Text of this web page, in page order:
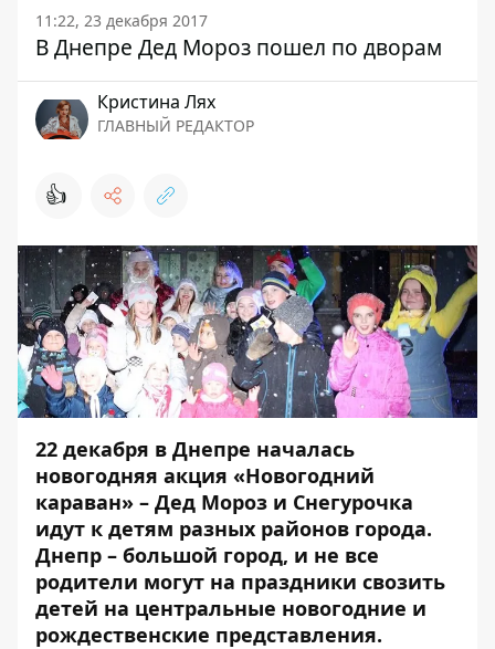
11:22, 23 декабря 2017
В Днепре Дед Мороз пошел по дворам
Кристина Лях
ГЛАВНЫЙ РЕДАКТОР
👍
22 декабря в Днепре началась
новогодняя акция «Новогодний
караван» – Дед Мороз и Снегурочка
идут к детям разных районов города.
Днепр – большой город, и не все
родители могут на праздники свозить
детей на центральные новогодние и
рождественские представления.